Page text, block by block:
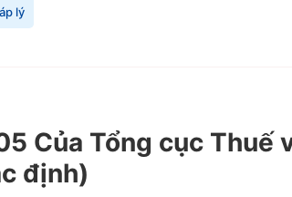
lý
Của Tổng cục
định)